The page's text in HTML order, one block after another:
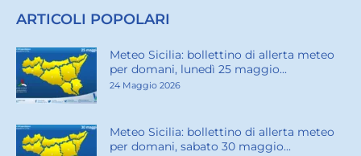
ARTICOLI POPOLARI
Meteo Sicilia: bollettino di allerta meteo
per domani, lunedì 25 maggio...
24 Maggio 2026
Meteo Sicilia: bollettino di allerta meteo
per domani, sabato 30 maggio...